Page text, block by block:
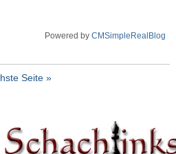
Powered byCMSimpleRealBlog
Seite »